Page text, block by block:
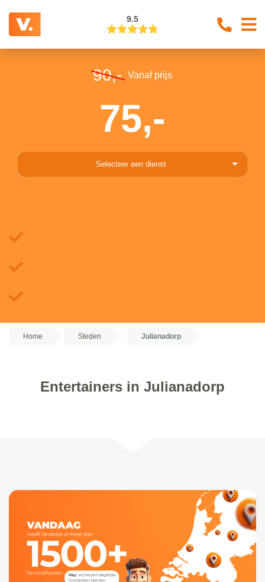
9.5
90,- Vanaf prijs
75,-
Selecteer een dienst
Home Steden Julianadorp
Entertainers in Julianadorp